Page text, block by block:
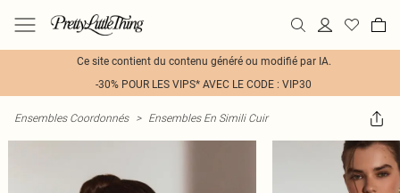
Ce site contient du contenu généré ou modifié par IA.
-30% POUR LES VIPS* AVEC LE CODE : VIP30
Ensembles Coordonnés > Ensembles En Simili Cuir